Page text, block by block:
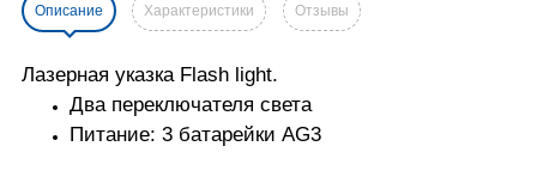
Описание Характеристики Отзывы
Лазерная указка Flash light.
Два переключателя света
Питание: 3 батарейки AG3